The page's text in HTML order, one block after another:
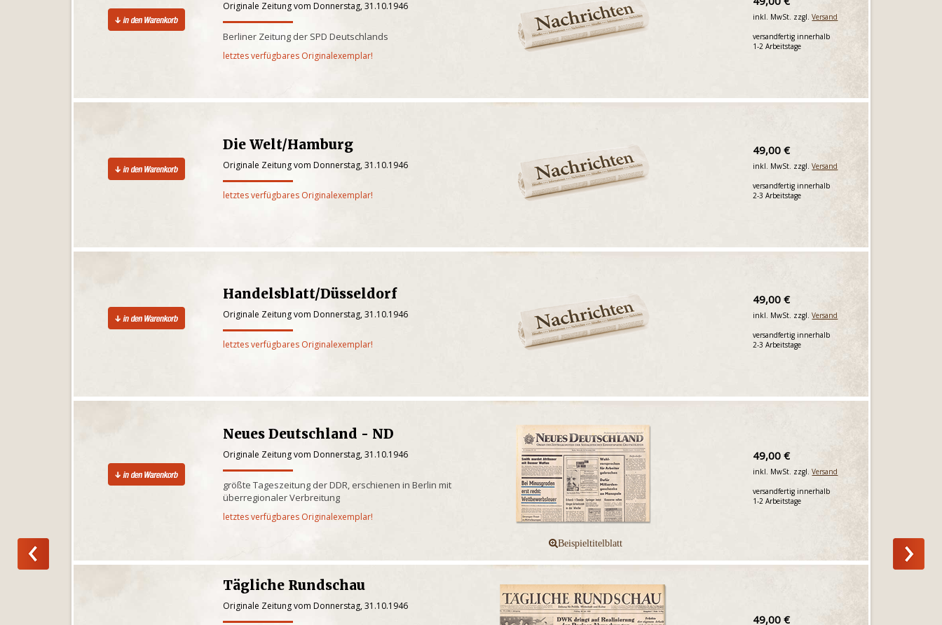
Originale Zeitung vom Donnerstag, 31.10.1946
Berliner Zeitung der SPD Deutschlands
letztes verfügbares Originalexemplar!
inkl. MwSt. zzgl.Versand
versandfertig innerhalb
1-2 Arbeitstage
Die Welt/Hamburg
Originale Zeitung vom Donnerstag, 31.10.1946
letztes verfügbares Originalexemplar!
49,00 €
inkl. MwSt. zzgl.Versand
versandfertig innerhalb
2-3 Arbeitstage
Handelsblatt/Düsseldorf
Originale Zeitung vom Donnerstag, 31.10.1946
letztes verfügbares Originalexemplar!
49,00 €
inkl. MwSt. zzgl.Versand
versandfertig innerhalb
2-3 Arbeitstage
Neues Deutschland - ND
Originale Zeitung vom Donnerstag, 31.10.1946
größte Tageszeitung der DDR, erschienen in Berlin mit
überregionaler Verbreitung
letztes verfügbares Originalexemplar!
49,00 €
inkl. MwSt. zzgl.Versand
versandfertig innerhalb
1-2 Arbeitstage
Tägliche Rundschau
Originale Zeitung vom Donnerstag, 31.10.1946
49,00 €